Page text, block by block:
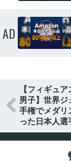
AD

【フィギュア
男子】世界ジ
手権でメダリ
った日本人選